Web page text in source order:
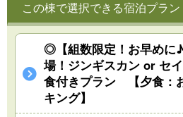
この棟で選択できる宿泊プラン
◎【組数限定！お早め
場！ジンギスカン or セ
食付きプラン 【夕食：
キング】